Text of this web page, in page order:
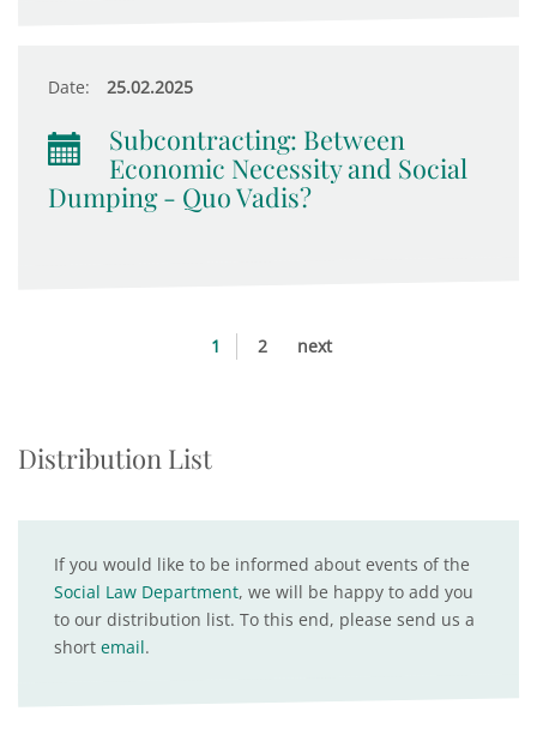
Date: 25.02.2025
Subcontracting: Between
Economic Necessity and Social
Dumping - Quo Vadis?
1 2 next
Distribution List
If you would like to be informed about events of the
Social Law Department, we will be happy to add you
to our distribution list. To this end, please send us a
short email.